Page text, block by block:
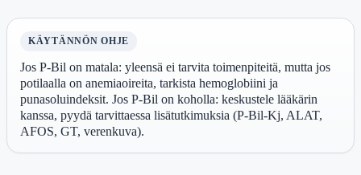
KÄYTÄNNÖN OHJE
Jos P-Bil on matala: yleensä ei tarvita toimenpiteitä, mutta jos
potilaalla on anemiaoireita, tarkista hemoglobiini ja
punasoluindeksit. Jos P-Bil on koholla: keskustele lääkärin
kanssa, pyydä tarvittaessa lisätutkimuksia (P-Bil-Kj, ALAT,
AFOS, GT, verenkuva).